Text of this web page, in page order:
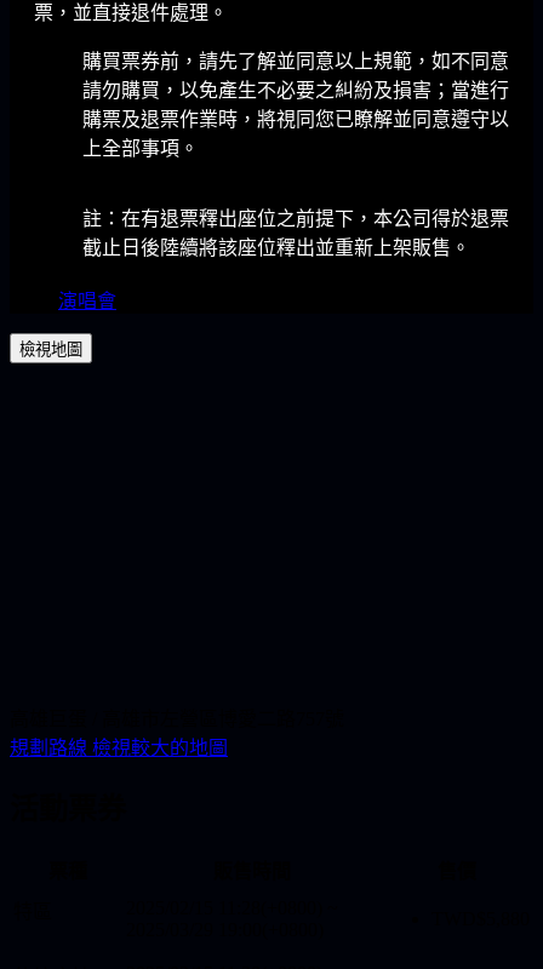
票，並直接退件處理。
購買票券前，請先了解並同意以上規範，如不同意
請勿購買，以免產生不必要之糾紛及損害；當進行
購票及退票作業時，將視同您已瞭解並同意遵守以
上全部事項。
註：在有退票釋出座位之前提下，本公司得於退票
截止日後陸續將該座位釋出並重新上架販售。
演唱會
檢視地圖
規劃路線 檢視較大的地圖